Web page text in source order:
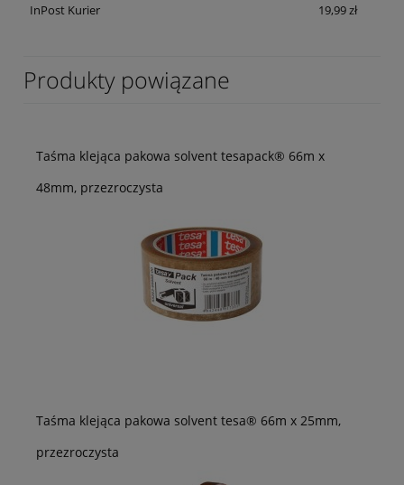
InPost Kurier 19,99 zł
Produkty powiązane
Taśma klejąca pakowa solvent tesapack® 66m x
48mm, przezroczysta
Taśma klejąca pakowa solvent tesa® 66m x 25mm,
przezroczysta